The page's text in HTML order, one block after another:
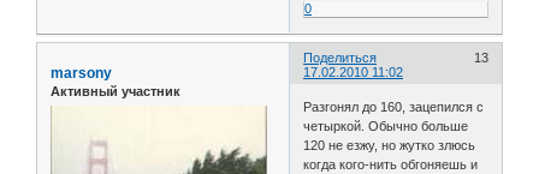
0
Поделиться
13
17.02.2010 11:02
marsony
Активный участник
Разгонял до 160, зацепился с
четыркой. Обычно больше
120 не езжу, но жутко злюсь
когда кого-нить обгоняешь и